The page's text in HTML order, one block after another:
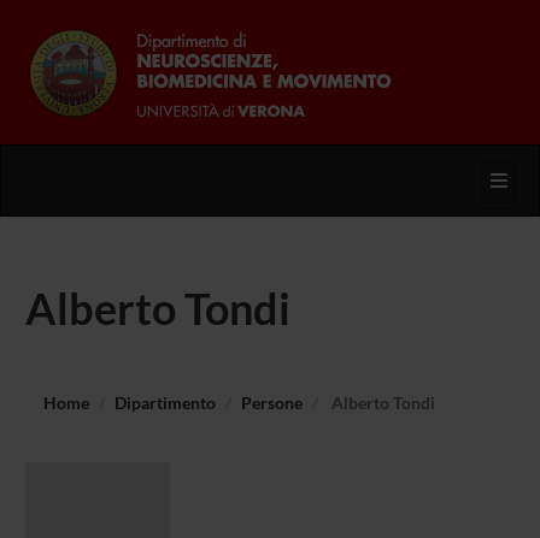
Alberto Tondi
Home Dipartimento Persone Alberto Tondi